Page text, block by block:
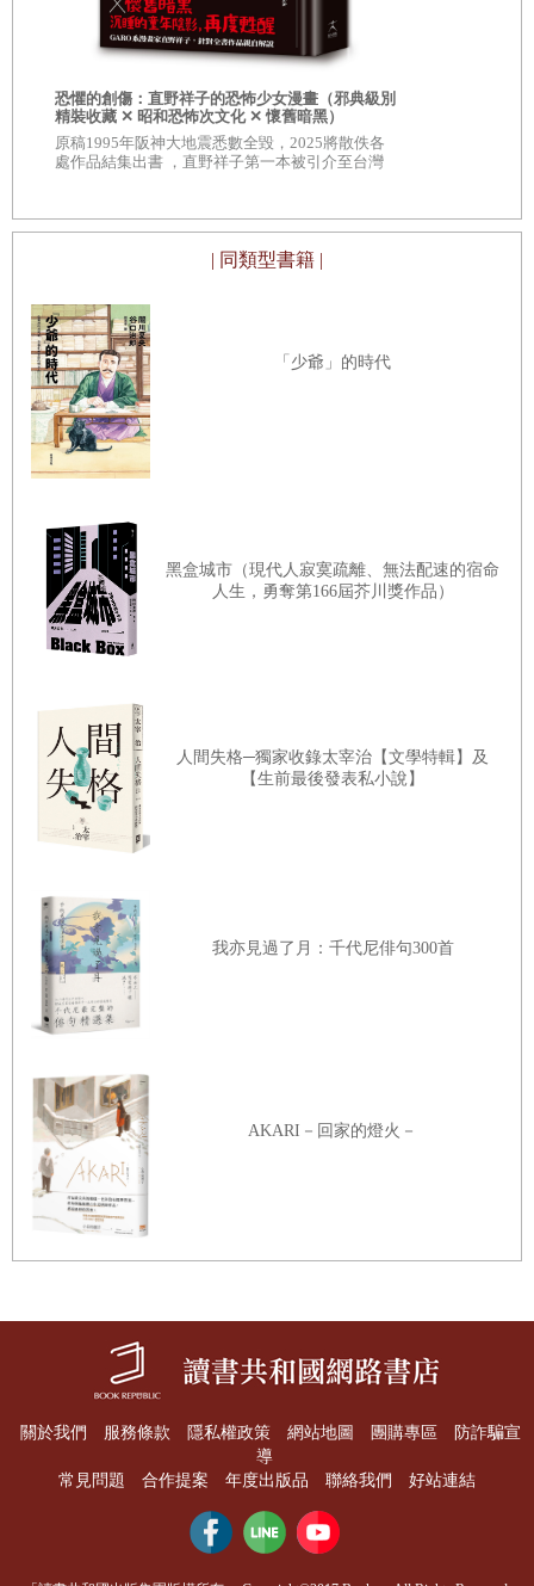
在伊豆，以熱海、伊東、修善寺、長岡四大溫泉為首，共有
二、三十處溫泉區，光是伊東便可舉出數百座溫泉口。這些
都是玄岳火山、天城火山、貓越火山、達磨火山等地留下的
痕跡，足以證明伊豆是男性化的火國。此外，熱海的間歇
泉、下加茂及峰的吹上溫泉、半島南端石廊崎的滔天巨浪、
茂盛，皆屬男性化的力量。
然而，處處湧現的溫泉，卻令人聯想女性乳汁的溫暖豐沛。
而那種女性化的溫暖豐沛，想必正是伊豆的生命。雖然田地
極少，卻有財產共有制的村落或免稅的小鎮，富產山珍海
味，深受黑潮與陽光眷顧，宛如肌膚為小麥色的熱情女子。
不過，鐵路目前只有熱海線與修善寺線，而且只到入口而
已，在丹那線開通或伊豆循環鐵路完工之前，交通極為不
浪藝人的歌聲悠揚，可以看見充滿伊豆特色的旅路。
主要幹道皆沿海邊與河川而行。包括從熱海往伊東、從下田
往東海岸、行走西海岸、以及沿狩野川畔直上天城山、沿河
津川及逆川畔南下等等路線，而溫泉就散布在這些街道之
東的山道等，眾多路線讓伊豆成了散步的景點，也成了畫
廊。
〈溫泉通信〉
「等天氣放晴，就可以去摘蕨菜了。」旅館的女服務生說。
這天是四月八日。
彼岸櫻、木蓮，以及其他各種花卉爭相綻放。河鹿蛙鳴叫。
狩野川或許已有香魚悠遊。去年，我問女服務生餐盤上的炸
「為您呈上的魚是香魚。這是祕密。」顯然是解禁前某人偷
偷獵捕來的。但當時已有牡丹綻放，所以今年大概還不到時
候吧。
山茶花保持怒放的姿態，似乎隨時會從枝頭啪地重重墜地，
對岸扔擲石子想把花打落。距離之遠，必須使盡吃奶的力氣
才勉強把石子扔到對岸。沒想到，四月初來了一看，花竟然
還綻放著。我與武野藤介君繼續扔石子。正月沒打落的花，
到了四月簌簌墜落隨水漂流。
許是因為位於山區，此地經常下雨。雨勢來得突然去也突
然。凌晨二點左右打開浴室的窗子，本以為有雨，結果眼前
遍地銀白月光。白霧羞赧地徘徊在溪流上方。
恐懼的創傷：直野祥子的恐怖少女漫畫（邪典級別
精裝收藏 ✕ 昭和恐怖次文化 ✕ 懷舊暗黑）
原稿1995年阪神大地震悉數全毀，2025將散佚各
處作品結集出書 ，直野祥子第一本被引介至台灣
| 同類型書籍 |
「少爺」的時代
黑盒城市（現代人寂寞疏離、無法配速的宿命
人生，勇奪第166屆芥川獎作品）
人間失格─獨家收錄太宰治【文學特輯】及
【生前最後發表私小說】
我亦見過了月：千代尼俳句300首
AKARI－回家的燈火－
關於我們 服務條款 隱私權政策 網站地圖 團購專區
防詐騙宣
導
常見問題
合作提案 年度出版品 聯絡我們 好站連結